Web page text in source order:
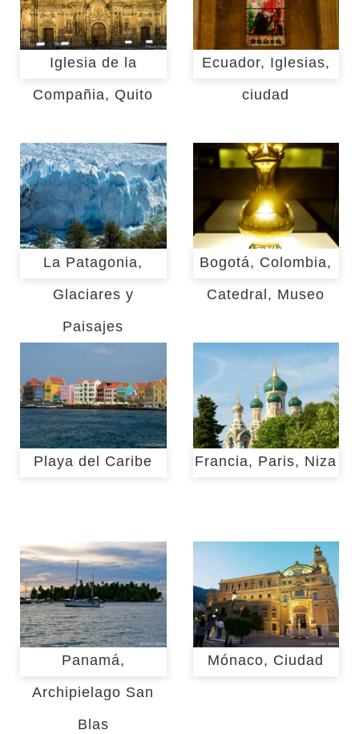
Iglesia de la
Compañia, Quito
Ecuador, Iglesias,
ciudad
La Patagonia,
Glaciares y
Paisajes
Bogotá, Colombia,
Catedral, Museo
Playa del Caribe Francia, Paris, Niza
Panamá,
Archipielago San
Blas
Mónaco, Ciudad